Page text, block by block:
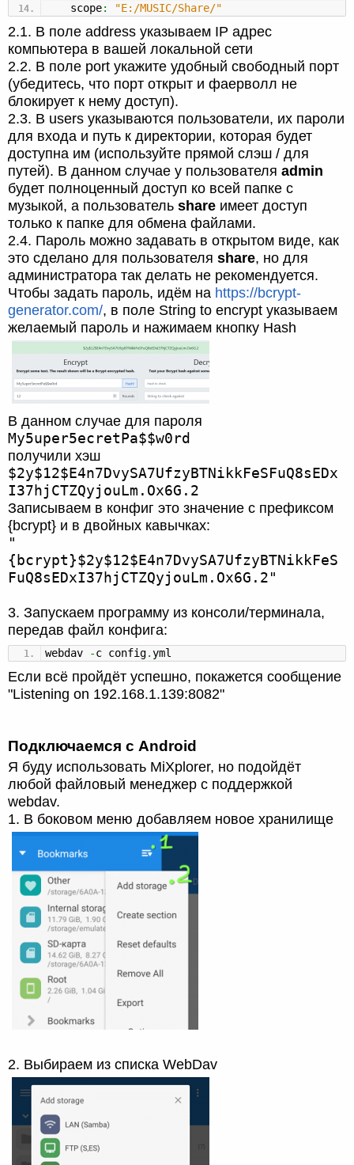
scope: "E:/MUSIC/Share/"
2.1. В поле address указываем IP адрес
компьютера в вашей локальной сети
2.2. В поле port укажите удобный свободный порт
(убедитесь, что порт открыт и фаерволл не
блокирует к нему доступ).
2.3. В users указываются пользователи, их пароли
для входа и путь к директории, которая будет
доступна им (используйте прямой слэш / для
путей). В данном случае у пользователя admin
будет полноценный доступ ко всей папке с
музыкой, а пользователь share имеет доступ
только к папке для обмена файлами.
2.4. Пароль можно задавать в открытом виде, как
это сделано для пользователя share, но для
администратора так делать не рекомендуется.
Чтобы задать пароль, идём на https://bcrypt-
generator.com/, в поле String to encrypt указываем
желаемый пароль и нажимаем кнопку Hash
В данном случае для пароля
My5uper5ecretPa$$w0rd
получили хэш
$2y$12$E4n7DvySA7UfzyBTNikkFeSFuQ8sEDx
I37hjCTZQyjouLm.Ox6G.2
Записываем в конфиг это значение с префиксом
{bcrypt} и в двойных кавычках:
"
{bcrypt}$2y$12$E4n7DvySA7UfzyBTNikkFeS
FuQ8sEDxI37hjCTZQyjouLm.Ox6G.2"
3. Запускаем программу из консоли/терминала,
передав файл конфига:
webdav -c config.yml
Если всё пройдёт успешно, покажется сообщение
"Listening on 192.168.1.139:8082"
Подключаемся с Android
Я буду использовать MiXplorer, но подойдёт
любой файловый менеджер с поддержкой
webdav.
1. В боковом меню добавляем новое хранилище
2. Выбираем из списка WebDav